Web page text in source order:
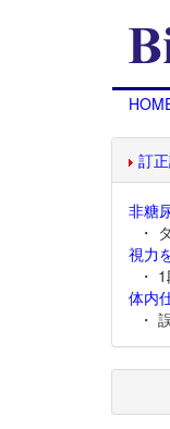
訂
非糖
・
視力
・
体内
・